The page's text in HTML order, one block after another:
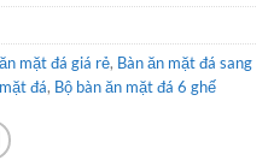
mặt đá giá rẻ, Bàn ăn mặt đá sang
đá, Bộ bàn ăn mặt đá 6 ghế